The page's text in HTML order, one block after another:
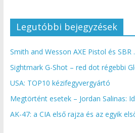
Legutóbbi bejegyzések
Smith and Wesson AXE Pistol és SBR
Sightmark G-Shot – red dot régebbi
USA: TOP10 kézifegyvergyártó
Megtörtént esetek – Jordan Salinas:
AK-47: a CIA első rajza és az egyik